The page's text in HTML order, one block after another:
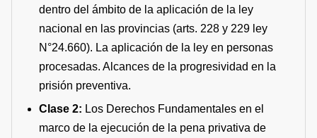
dentro del ámbito de la aplicación de la ley
nacional en las provincias (arts. 228 y 229 ley
N°24.660). La aplicación de la ley en personas
procesadas. Alcances de la progresividad en la
prisión preventiva.
Clase 2: Los Derechos Fundamentales en el
marco de la ejecución de la pena privativa de